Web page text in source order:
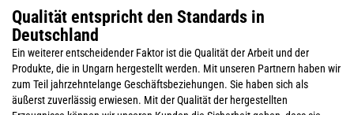
Qualität entspricht den Standards in
Deutschland
Ein weiterer entscheidender Faktor ist die Qualität der Arbeit und der
Produkte, die in Ungarn hergestellt werden. Mit unseren Partnern haben wir
zum Teil jahrzehntelange Geschäftsbeziehungen. Sie haben sich als
äußerst zuverlässig erwiesen. Mit der Qualität der hergestellten